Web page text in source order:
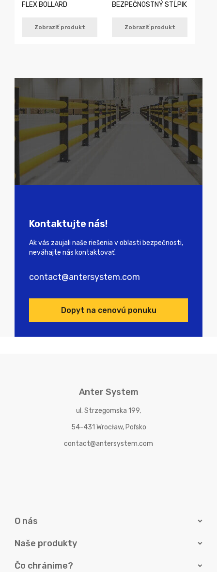
FLEX BOLLARD
Zobraziť produkt
BEZPEČNOSTNÝ STĹPIK
Zobraziť produkt
Kontaktujte nás!
Ak vás zaujali naše riešenia v oblasti bezpečnosti,
neváhajte nás kontaktovať.
contact@antersystem.com
Dopyt na cenovú ponuku
Anter System
ul. Strzegomska 199,
54-431 Wrocław, Poľsko
contact@antersystem.com
O nás
Naše produkty
Čo chránime?